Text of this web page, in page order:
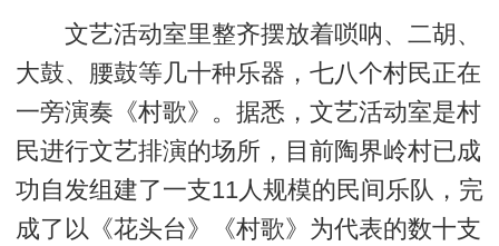
文艺活动室里整齐摆放着唢呐、二胡、
大鼓、腰鼓等几十种乐器，七八个村民正在
一旁演奏《村歌》。据悉，文艺活动室是村
民进行文艺排演的场所，目前陶界岭村已成
功自发组建了一支11人规模的民间乐队，完
成了以《花头台》《村歌》为代表的数十支